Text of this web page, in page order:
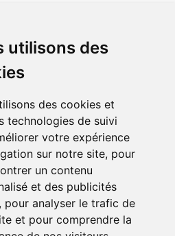
utilisons des
des cookies et
technologies de suivi
votre expérience
sur notre site, pour
un contenu
et des publicités
pour analyser le trafic de
et pour comprendre la
& Collect